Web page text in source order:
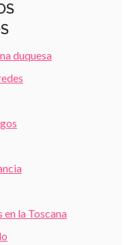
duquesa
en la Toscana